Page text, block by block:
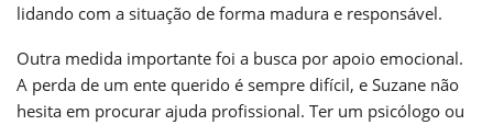
lidando com a situação de forma madura e responsável.
Outra medida importante foi a busca por apoio emocional.
A perda de um ente querido é sempre difícil, e Suzane não
hesita em procurar ajuda profissional. Ter um psicólogo ou